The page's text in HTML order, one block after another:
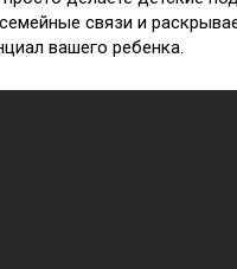
связи и
вашего ребенка.